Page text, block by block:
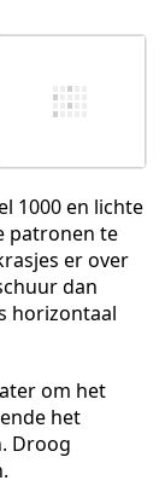
1000 en lichte
patronen te
er over
dan
horizontaal
om het
het
Droog